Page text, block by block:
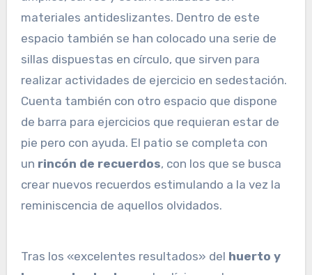
materiales antideslizantes. Dentro de este
espacio también se han colocado una serie de
sillas dispuestas en círculo, que sirven para
realizar actividades de ejercicio en sedestación.
Cuenta también con otro espacio que dispone
de barra para ejercicios que requieran estar de
pie pero con ayuda. El patio se completa con
un rincón de recuerdos, con los que se busca
crear nuevos recuerdos estimulando a la vez la
reminiscencia de aquellos olvidados.
Tras los «excelentes resultados» del huerto y